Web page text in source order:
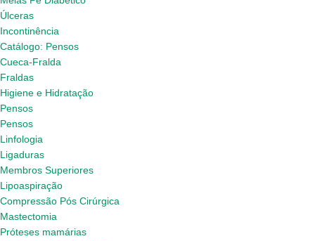
Úlceras
Incontinência
Catálogo: Pensos
Cueca-Fralda
Fraldas
Higiene e Hidratação
Pensos
Pensos
Linfologia
Ligaduras
Membros Superiores
Lipoaspiração
Compressão Pós Cirúrgica
Mastectomia
Próteses mamárias